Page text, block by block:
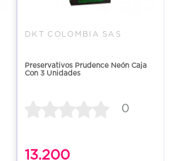
DKT COLOMBIA SAS
Preservativos Prudence Neón Caja
Con 3 Unidades
0
13.200